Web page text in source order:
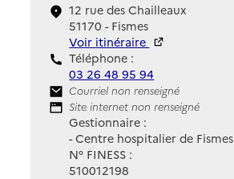
12 rue des Chailleaux
51170 - Fismes
Voir itinéraire
Téléphone :
03 26 48 95 94
Contact
Courriel non renseigné
Site Internet
Site internet non renseigné
Gestionnaire :
- Centre hospitalier de Fismes
N° FINESS :
510012198